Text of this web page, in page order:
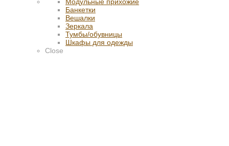
Банкетки
Вешалки
Зеркала
Тумбы/обувницы
Шкафы для одежды
Close